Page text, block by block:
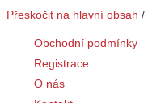
Přeskočit na hlavní obsah /
Obchodní podmínky
Registrace
O nás